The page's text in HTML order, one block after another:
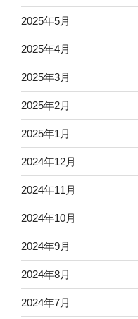
2025年5月
2025年4月
2025年3月
2025年2月
2025年1月
2024年12月
2024年11月
2024年10月
2024年9月
2024年8月
2024年7月